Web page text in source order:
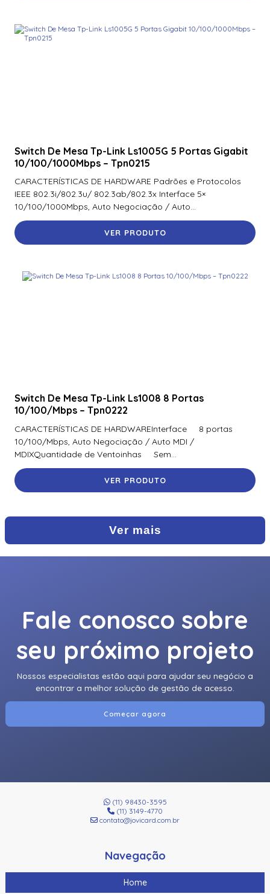
Switch De Mesa Tp-Link Ls1005G 5 Portas Gigabit
10/100/1000Mbps – Tpn0215
CARACTERÍSTICAS DE HARDWARE Padrões e Protocolos
IEEE 802.3i/802.3u/ 802.3ab/802.3x Interface 5×
10/100/1000Mbps, Auto Negociação / Auto...
VER PRODUTO
Switch De Mesa Tp-Link Ls1008 8 Portas
10/100/Mbps – Tpn0222
CARACTERÍSTICAS DE HARDWAREInterface 8 portas
10/100/Mbps, Auto Negociação / Auto MDI /
MDIXQuantidade de Ventoinhas Sem...
VER PRODUTO
Ver mais
Fale conosco sobre
seu próximo projeto
Nossos especialistas estão aqui para ajudar seu negócio a
encontrar a melhor solução de gestão de acesso.
Começar agora
(11) 98430-3595
(11) 3149-4770
contato@jovicard.com.br
Navegação
Home